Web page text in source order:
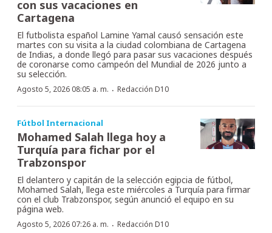
con sus vacaciones en
Cartagena
El futbolista español Lamine Yamal causó sensación este
martes con su visita a la ciudad colombiana de Cartagena
de Indias, a donde llegó para pasar sus vacaciones después
de coronarse como campeón del Mundial de 2026 junto a
su selección.
Agosto 5, 2026 08:05 a. m. · Redacción D10
Fútbol Internacional
Mohamed Salah llega hoy a
Turquía para fichar por el
Trabzonspor
El delantero y capitán de la selección egipcia de fútbol,
Mohamed Salah, llega este miércoles a Turquía para firmar
con el club Trabzonspor, según anunció el equipo en su
página web.
Agosto 5, 2026 07:26 a. m. · Redacción D10